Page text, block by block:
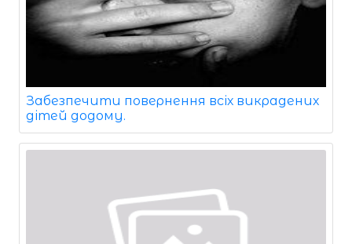
Забезпечити повернення всіх викрадених
дітей додому.